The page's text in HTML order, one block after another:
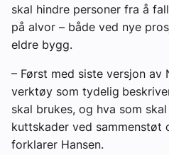
skal hindre personer fra å
på alvor – både ved nye
eldre bygg.
– Først med siste versjon av
verktøy som tydelig
skal brukes, og hva som
kuttskader ved sammenstøt
forklarer Hansen.